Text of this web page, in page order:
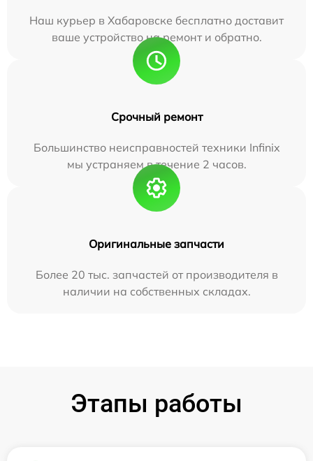
Наш курьер в Хабаровске бесплатно доставит
ваше устройство на ремонт и обратно.
Срочный ремонт
Большинство неисправностей техники Infinix
мы устраняем в течение 2 часов.
Оригинальные запчасти
Более 20 тыс. запчастей от производителя в
наличии на собственных складах.
Этапы работы